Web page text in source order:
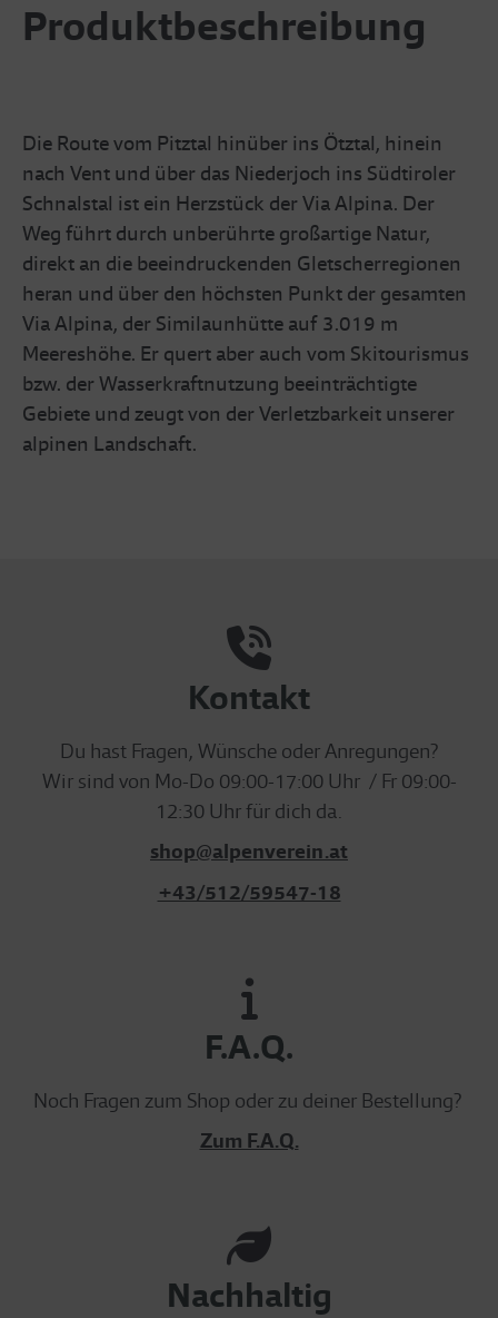
Produktbeschreibung
Die Route vom Pitztal hinüber ins Ötztal, hinein
nach Vent und über das Niederjoch ins Südtiroler
Schnalstal ist ein Herzstück der Via Alpina. Der
Weg führt durch unberührte großartige Natur,
direkt an die beeindruckenden Gletscherregionen
heran und über den höchsten Punkt der gesamten
Via Alpina, der Similaunhütte auf 3.019 m
Meereshöhe. Er quert aber auch vom Skitourismus
bzw. der Wasserkraftnutzung beeinträchtigte
Gebiete und zeugt von der Verletzbarkeit unserer
alpinen Landschaft.
Kontakt
Du hast Fragen, Wünsche oder Anregungen?
Wir sind von Mo-Do 09:00-17:00 Uhr / Fr 09:00-
12:30 Uhr für dich da.
shop@alpenverein.at
+43/512/59547-18
F.A.Q.
Noch Fragen zum Shop oder zu deiner Bestellung?
Zum F.A.Q.
Nachhaltig